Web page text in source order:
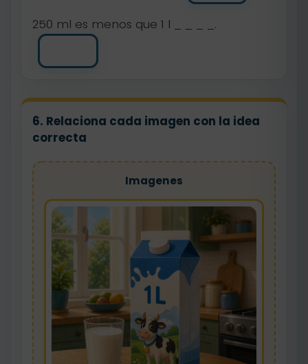
250 ml es menos que 1 l _ _ _ _.
6. Relaciona cada imagen con la idea
correcta
Imagenes